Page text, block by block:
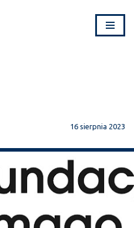
16 sierpnia 2023